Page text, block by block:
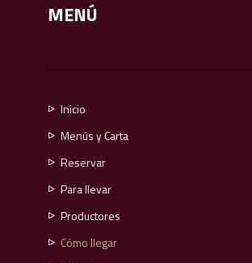
MENÚ
Inicio
Menús y Carta
Menú de Navidad y San Esteban
Reservar
Para llevar
Productores
Cómo llegar